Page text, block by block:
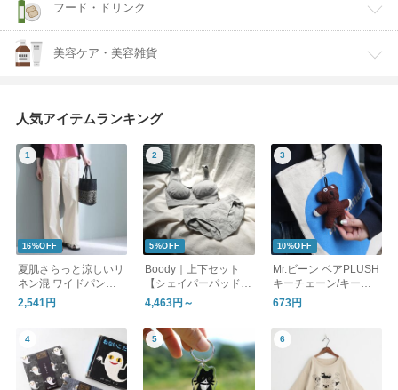
フード・ドリンク
美容ケア・美容雑貨
人気アイテムランキング
16%OFF
夏肌さらっと涼しいリ
ネン混 ワイドパンツ /
洗える コットンリネ
ン ベイカーワイドパ
2,541円
5%OFF
Boody｜上下セット
【シェイパーパッド付
ブラ】フルブリーフor
ミディブリーフ セッ
ト アンダーウェア ブ
ラジャー パンツ ショ
ーツ 下着 オーガニッ
クバンブー ブーディ
ギフト
4,463円～
10%OFF
Mr.ビーン ベアPLUSH
キーチェーン/キーホ
ルダー
673円